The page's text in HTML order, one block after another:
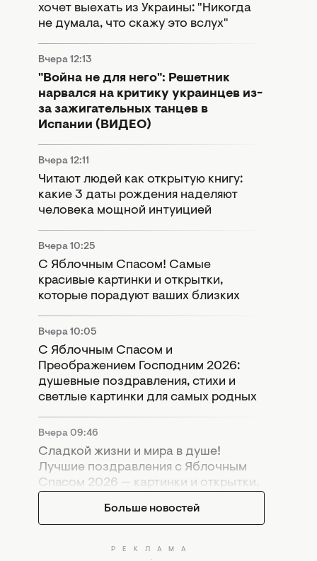
хочет выехать из Украины: "Никогда
не думала, что скажу это вслух"
Вчера 12:13
"Война не для него": Решетник
нарвался на критику украинцев из-
за зажигательных танцев в
Испании (ВИДЕО)
Вчера 12:11
Читают людей как открытую книгу:
какие 3 даты рождения наделяют
человека мощной интуицией
Вчера 10:25
С Яблочным Спасом! Самые
красивые картинки и открытки,
которые порадуют ваших близких
Вчера 10:05
С Яблочным Спасом и
Преображением Господним 2026:
душевные поздравления, стихи и
светлые картинки для самых родных
Вчера 09:46
Сладкой жизни и мира в душе!
Лучшие поздравления с Яблочным
Спасом 2026 — картинки и открытки.
Больше новостей